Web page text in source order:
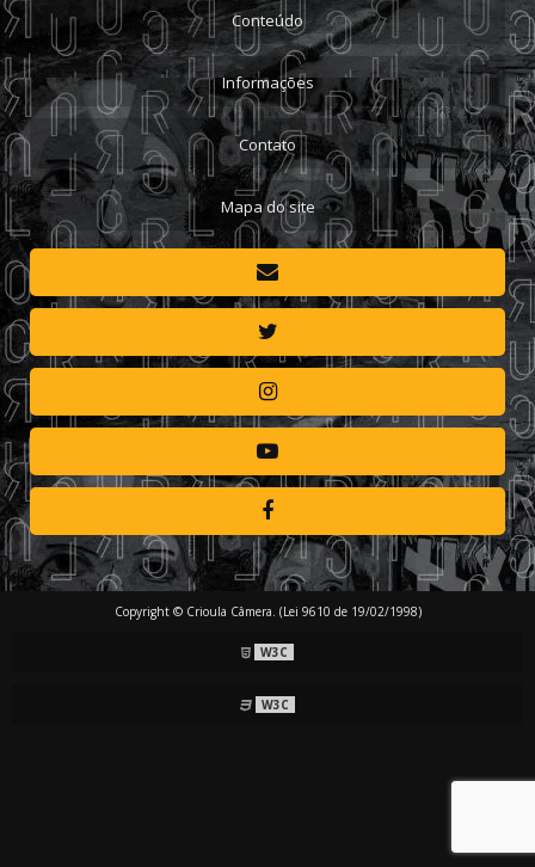
Conteúdo
Informações
Contato
Mapa do site
Copyright © Crioula Câmera. (Lei 9610 de 19/02/1998)
W3C
W3C